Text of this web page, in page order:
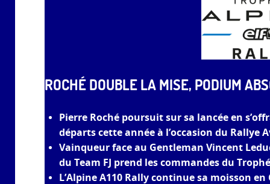
ROCHÉ DOUBLE LA MISE, PODIUM
Pierre Roché poursuit sur sa lancée en
départs cette année à l’occasion du Rallye
Vainqueur face au Gentleman Vincent
du Team FJ prend les commandes du
L’Alpine A110 Rally continue sa moisson